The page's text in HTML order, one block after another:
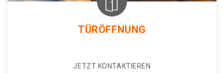
TÜRÖFFNUNG
JETZT KONTAKTIEREN